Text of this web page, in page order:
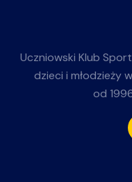
Uczniowski Klub
dzieci i młodzieży
od